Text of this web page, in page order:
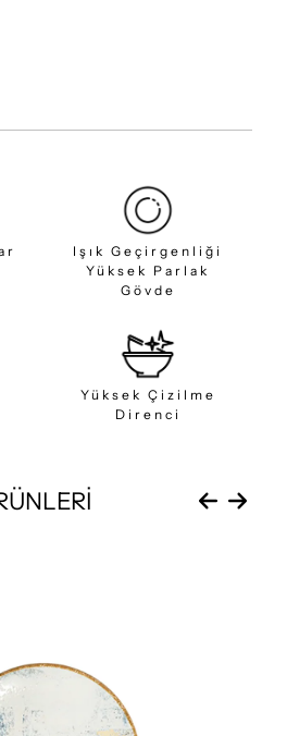
Işık Geçirgenliği
Yüksek Parlak
Gövde
Yüksek Çizilme
Direnci